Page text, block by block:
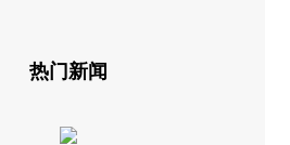
热门新闻